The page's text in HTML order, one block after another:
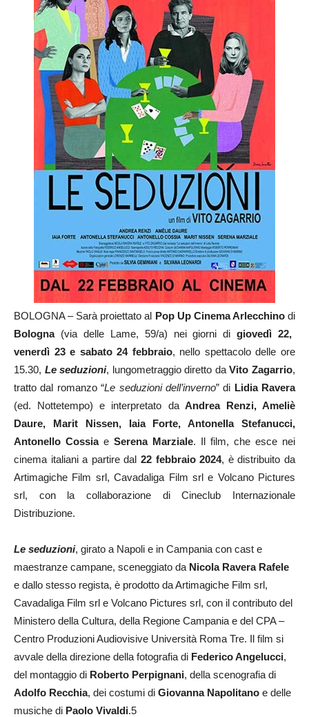
BOLOGNA – Sarà proiettato al Pop Up Cinema Arlecchinodi
Bologna(via delle Lame, 59/a) nei giorni digiovedì 22,
venerdì 23 e sabato 24 febbraio, nello spettacolo delle ore
15.30, Le seduzioni, lungometraggio diretto daVito Zagarrio,
tratto dal romanzo “Le seduzioni dell’inverno” di Lidia Ravera
(ed. Nottetempo) e interpretato daAndrea Renzi, Ameliè
Daure, Marit Nissen, Iaia Forte, Antonella Stefanucci,
Antonello Cossia e Serena Marziale. Il film, che esce nei
cinema italiani a partire dal 22 febbraio 2024, è distribuito da
Artimagiche Film srl, Cavadaliga Film srl e Volcano Pictures
srl, con la collaborazione di Cineclub Internazionale
Distribuzione.
Le seduzioni, girato a Napoli e in Campania con cast e
maestranze campane, sceneggiato da Nicola Ravera Rafele
e dallo stesso regista, è prodotto da Artimagiche Film srl,
Cavadaliga Film srl e Volcano Pictures srl, con il contributo del
Ministero della Cultura, della Regione Campania e del CPA –
Centro Produzioni Audiovisive Università Roma Tre. Il film si
avvale della direzione della fotografia di Federico Angelucci,
del montaggio di Roberto Perpignani, della scenografia di
Adolfo Recchia, dei costumi di Giovanna Napolitano e delle
musiche di Paolo Vivaldi.5